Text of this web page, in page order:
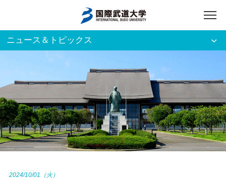
アクセス 入試資料請求
ご利用者別
ホーム
大学案内
ニュース＆トピックス
2024/10/01（火）